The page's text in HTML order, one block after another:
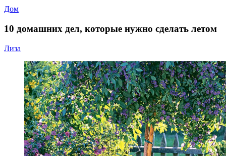
Дом
10 домашних дел, которые нужно сделать летом
Лиза